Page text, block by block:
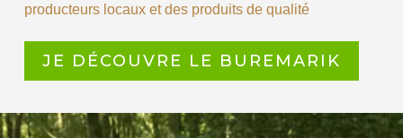
producteurs locaux et des produits de qualité
JE DÉCOUVRE LE BUREMARIK